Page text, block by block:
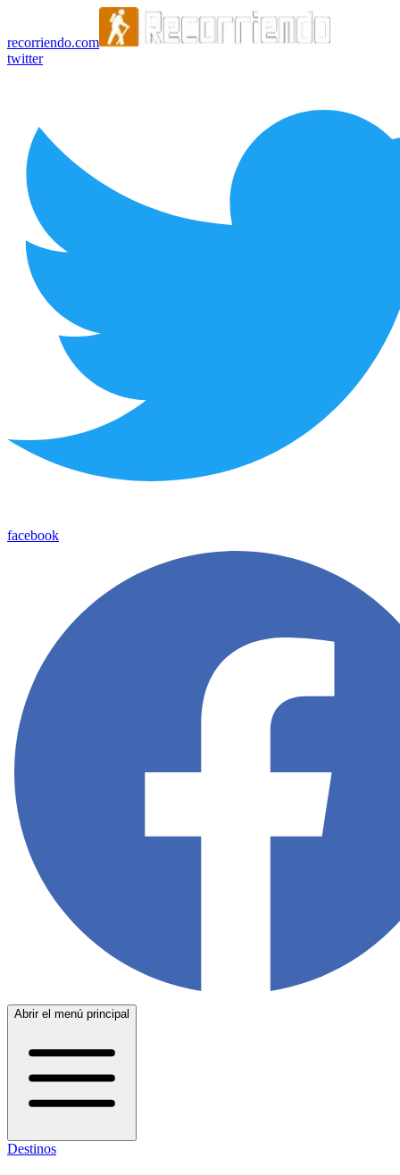
recorriendo.com
twitter
facebook
Abrir el menú principal
Destinos